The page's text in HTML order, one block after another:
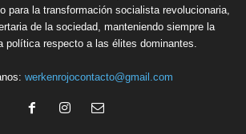
para la transformación socialista revolucionaria,
de la sociedad, manteniendo siempre la
política respecto a las élites dominantes.
werkenrojocontacto@gmail.com